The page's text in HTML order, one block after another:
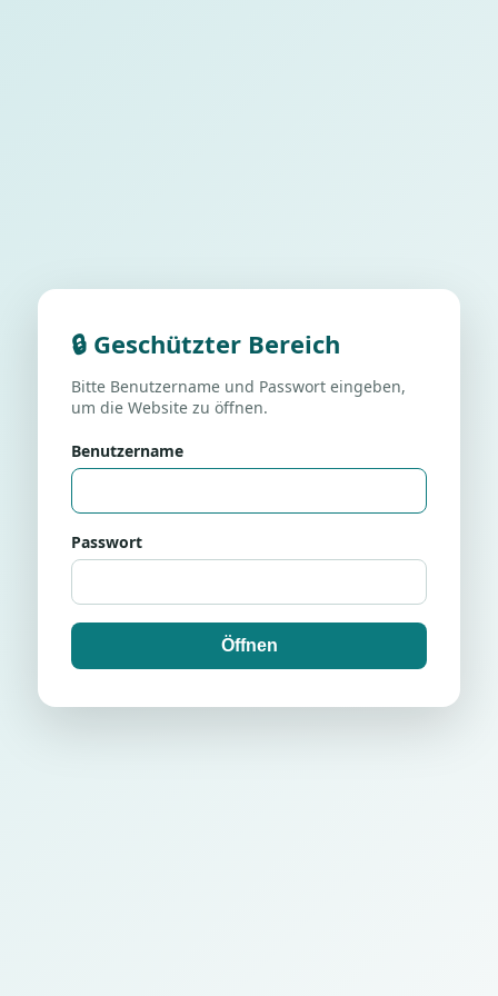
🔒 Geschützter Bereich
Bitte Benutzername und Passwort eingeben,
um die Website zu öffnen.
Benutzername
Passwort
Öffnen